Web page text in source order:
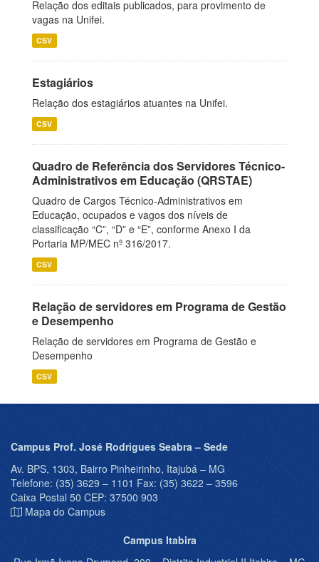
Relação dos editais publicados, para provimento de
vagas na Unifei.
CSV
Estagiários
Relação dos estagiários atuantes na Unifei.
CSV
Quadro de Referência dos Servidores Técnico-
Administrativos em Educação (QRSTAE)
Quadro de Cargos Técnico-Administrativos em
Educação, ocupados e vagos dos níveis de
classificação “C”, “D” e “E”, conforme Anexo I da
Portaria MP/MEC nº 316/2017.
CSV
Relação de servidores em Programa de Gestão
e Desempenho
Relação de servidores em Programa de Gestão e
Desempenho
CSV
Campus Prof. José Rodrigues Seabra – Sede
Av. BPS, 1303, Bairro Pinheirinho, Itajubá – MG
Telefone: (35) 3629 – 1101 Fax: (35) 3622 – 3596
Caixa Postal 50 CEP: 37500 903
Mapa do Campus
Campus Itabira